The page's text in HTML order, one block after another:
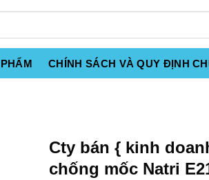
CHÍNH SÁCH VÀ QUY ĐỊNH
Cty bán { kinh
chống mốc Natri